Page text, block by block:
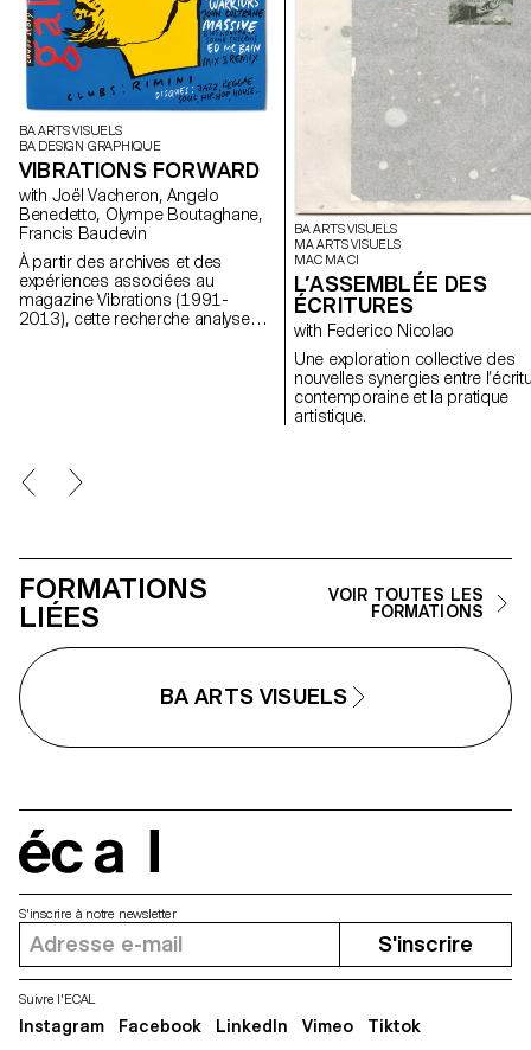
BA ARTS VISUELS
BA DESIGN GRAPHIQUE
VIBRATIONS FORWARD
with Joël Vacheron, Angelo
Benedetto, Olympe Boutaghane,
Francis Baudevin
À partir des archives et des
expériences associées au
magazine Vibrations (1991-
2013), cette recherche analyse
BA ARTS VISUELS
MA ARTS VISUELS
MAC MA CI
L’ASSEMBLÉE DES
ÉCRITURES
with Federico Nicolao
Une exploration collective des
nouvelles synergies entre
contemporaine et la pratique
artistique.
FORMATIONS
LIÉES
VOIR TOUTES LES
FORMATIONS
BA ARTS VISUELS
S'inscrire à notre newsletter
S'inscrire
Suivre l'ECAL
Instagram Facebook LinkedIn Vimeo Tiktok